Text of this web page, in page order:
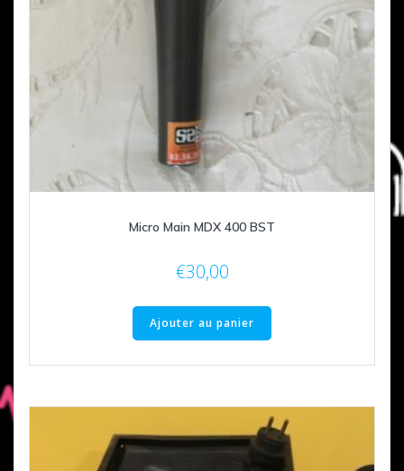
Micro Main MDX 400 BST
€30,00
Ajouter au panier